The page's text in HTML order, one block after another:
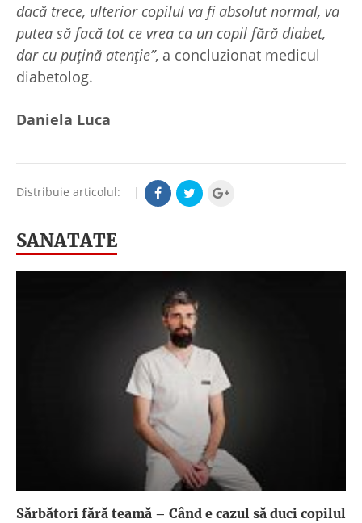
dacă trece, ulterior copilul va fi absolut normal, va
putea să facă tot ce vrea ca un copil fără diabet,
dar cu puțină atenție”, a concluzionat medicul
diabetolog.
Daniela Luca
Distribuie articolul: |
SANATATE
Sărbători fără teamă – Când e cazul să duci copilul